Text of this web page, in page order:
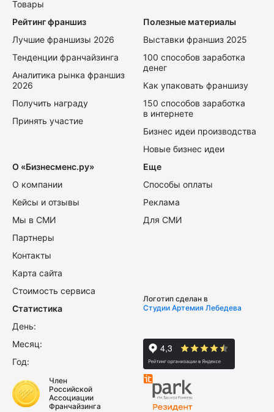
Товары
Рейтинг франшиз
Лучшие франшизы 2026
Тенденции франчайзинга
Аналитика рынка франшиз
2026
Получить награду
Принять участие
Полезные материалы
Выставки франшиз 2025
100 способов заработка
денег
Как упаковать франшизу
150 способов заработка
в интернете
Бизнес идеи производства
Новые бизнес идеи
О «Бизнесменс.ру»
О компании
Кейсы и отзывы
Мы в СМИ
Партнеры
Контакты
Карта сайта
Стоимость сервиса
Еще
Способы оплаты
Реклама
Для СМИ
Статистика
День:
Месяц:
Год:
Логотип сделан в
Студии Артемия Лебедева
Член
Российской
Ассоциации
Франчайзинга